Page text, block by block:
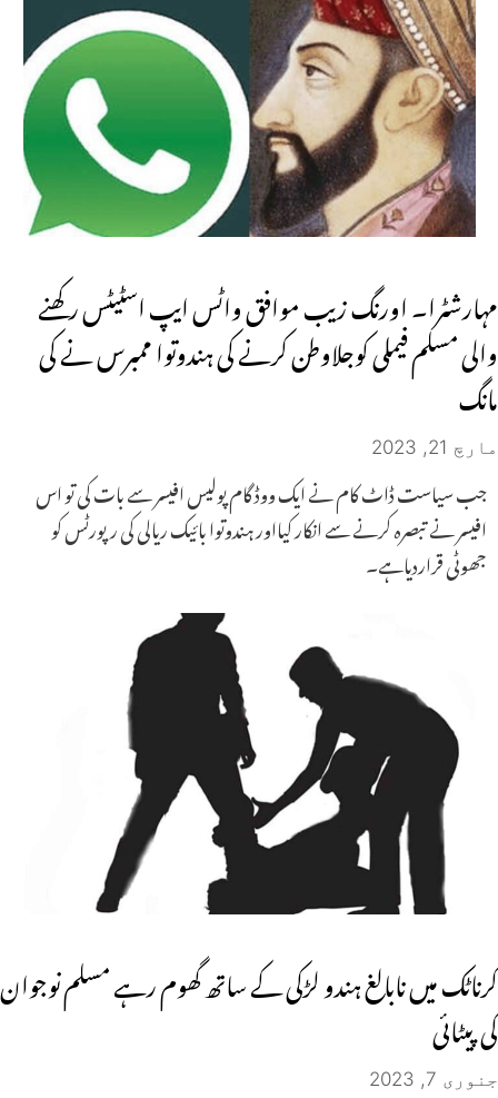
مہارشٹرا۔ اورنگ زیب موافق واٹس ایپ اسٹیٹس رکھنے
والی مسلم فیملی کوجلاوطن کرنے کی ہندوتوا ممبرس نے کی
مانگ
مارچ 21, 2023
جب سیاست ڈاٹ کام نے ایک ووڈ گام پولیس افیسر سے بات کی تو اس
افیسر نے تبصرہ کرنے سے انکار کیااور ہندوتوا بائیک ریالی کی رپورٹس کو
جھوٹی قراردیاہے۔
کرناٹک میں نابالغ ہندو لڑکی کے ساتھ گھوم رہے مسلم نوجوان
کی پیٹائی
جنوری 7, 2023